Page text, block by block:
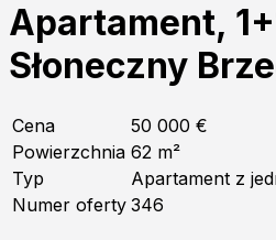
Apartament,
Słoneczny
Cena
50 000 €
Powierzchnia 62 m²
Typ
Apartament z
Numer oferty 346